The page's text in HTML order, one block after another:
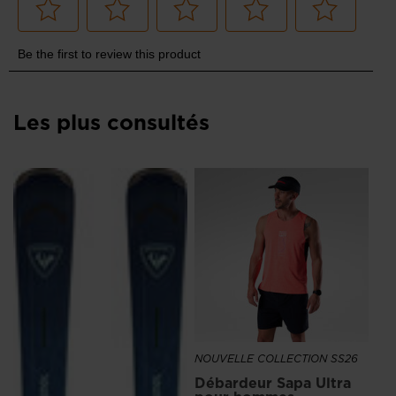
Les plus consultés
NOUVELLE COLLECTION SS26
Débardeur Sapa Ultra